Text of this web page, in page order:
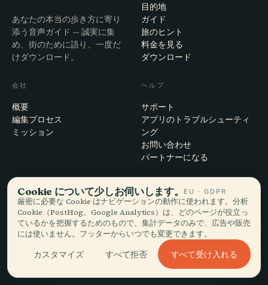
あなたの本当の歩き方に寄り
添う音声ガイド — 誠実に集
め、街のために語り、一度だ
けダウンロード。
目的地
ガイド
旅のヒント
料金を見る
ダウンロード
会社
概要
編集プロセス
ミッション
ヘルプ
サポート
アプリのトラブルシューティ
ング
お問い合わせ
パートナーになる
プライバシー
利用規約
Cookie設定
Cookie について少しお伺いします。 EU · GDPR
厳密に必要な Cookie はナビゲーションの動作に使われます。分析
Cookie（PostHog、Google Analytics）は、どのページが役立っ
ているかを把握するためのもので、集計データのみで、広告や販売
には使いません。フッターからいつでも変更できます。
カスタマイズ すべて拒否 すべて受け入れる